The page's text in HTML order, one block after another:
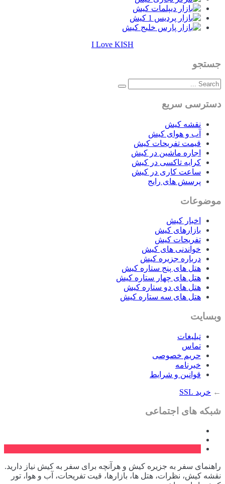
I Love KISH
جستجو
دسترسی سریع
نقشه کیش
آب و هوای کیش
قیمت تفریحات کیش
اجاره ماشین در کیش
کرایه تاکسی در کیش
ساعت کاری در کیش
پرسش های رایج
موضوعات
اخبار کیش
بازارهای کیش
تفریحات کیش
خواندنی های کیش
درباره جزیره کیش
هتل های پنج ستاره کیش
هتل های چهار ستاره کیش
هتل های دو ستاره کیش
هتل های سه ستاره کیش
وبسایت
تبلیغات
تماس
حریم خصوصی
خبرنامه
قوانین و شرایط
← خرید SSL
شبکه های اجتماعی
راهنمای سفر به جزیره کیش و هرآنچه برای سفر به کیش نیاز دارید.
نقشه کیش، نظرات، هتل ها، بازارها، قیت تفریحات، آب و هوا، تور